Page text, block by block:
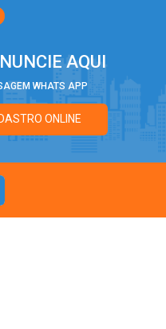
AQUI
WHATS APP
ONLINE